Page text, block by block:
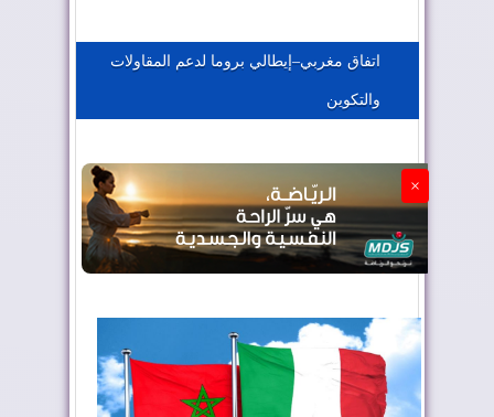
الجزائر تستسلم لفرنسا
اتفاق مغربي–إيطالي بروما لدعم المقاولات
والتكوين
×